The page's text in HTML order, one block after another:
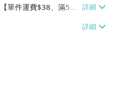
單件運費$38、滿5件
】、7-ELEVEN取貨
爾富取貨付款【單件
費滿$1298免運
件運費$120、滿5件